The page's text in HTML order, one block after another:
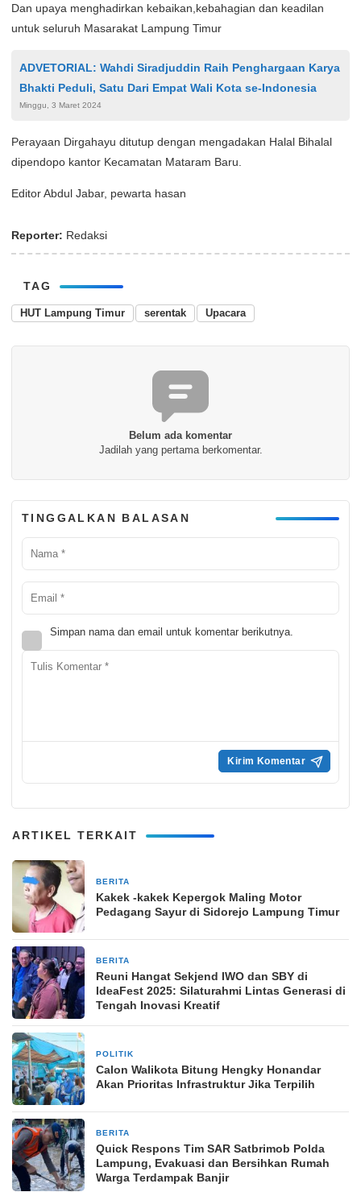
Dan upaya menghadirkan kebaikan,kebahagian dan keadilan
untuk seluruh Masarakat Lampung Timur
ADVETORIAL: Wahdi Siradjuddin Raih Penghargaan Karya
Bhakti Peduli, Satu Dari Empat Wali Kota se-Indonesia
Minggu, 3 Maret 2024
Perayaan Dirgahayu ditutup dengan mengadakan Halal Bihalal
dipendopo kantor Kecamatan Mataram Baru.
Editor Abdul Jabar, pewarta hasan
Reporter: Redaksi
TAG
HUT Lampung Timur serentak Upacara
Belum ada komentar
Jadilah yang pertama berkomentar.
TINGGALKAN BALASAN
Simpan nama dan email untuk komentar berikutnya.
ARTIKEL TERKAIT
BERITA
Kakek -kakek Kepergok Maling Motor
Pedagang Sayur di Sidorejo Lampung Timur
BERITA
Reuni Hangat Sekjend IWO dan SBY di
IdeaFest 2025: Silaturahmi Lintas Generasi di
Tengah Inovasi Kreatif
POLITIK
Calon Walikota Bitung Hengky Honandar
Akan Prioritas Infrastruktur Jika Terpilih
BERITA
Quick Respons Tim SAR Satbrimob Polda
Lampung, Evakuasi dan Bersihkan Rumah
Warga Terdampak Banjir